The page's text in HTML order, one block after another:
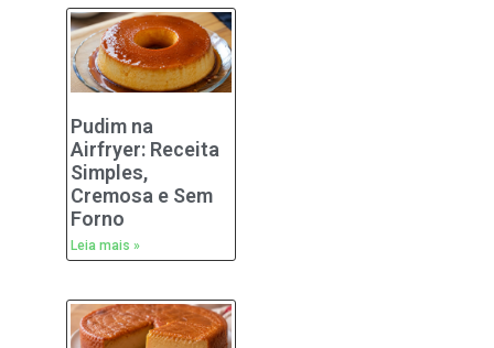
Pudim na
Airfryer: Receita
Simples,
Cremosa e Sem
Forno
Leia mais »